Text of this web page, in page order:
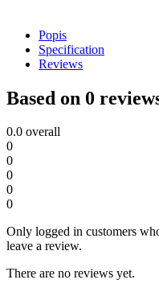
Popis
Specification
Reviews
Based on 0
0.0 overall
0
0
0
0
0
Only logged in customers
leave a review.
There are no reviews yet.